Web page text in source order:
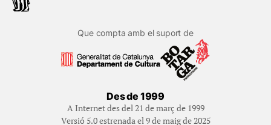
Que compta amb el suport de
Des de 1999
A Internet des del 21 de març de 1999
Versió 5.0 estrenada el 9 de maig de 2025